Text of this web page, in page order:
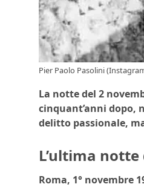
Pier Paolo Pasolini
La notte del 2
cinquant’anni dopo,
delitto passionale,
L’ultima
Roma, 1° novembre